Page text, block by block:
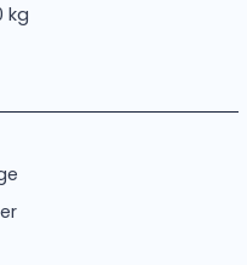
kg